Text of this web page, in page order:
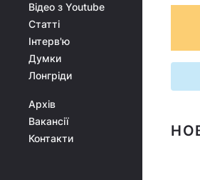
Відео з Youtube
Статті
Інтерв'ю
Думки
Лонгріди
Архів
Вакансії
Контакти